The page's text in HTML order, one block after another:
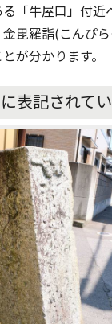
「牛屋口」付近
毘羅詣(こんぴ
が分かります。
表記されて